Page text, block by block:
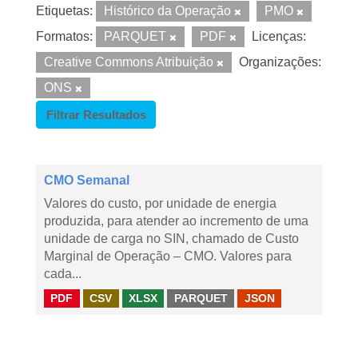
Etiquetas: Histórico da Operação
PMO
Formatos:
PARQUET PDF
Licenças:
Creative Commons Atribuição
Organizações:
ONS
Filtrar Resultados
CMO Semanal
Valores do custo, por unidade de energia
produzida, para atender ao incremento de uma
unidade de carga no SIN, chamado de Custo
Marginal de Operação – CMO. Valores para
cada...
PDF CSV XLSX PARQUET JSON